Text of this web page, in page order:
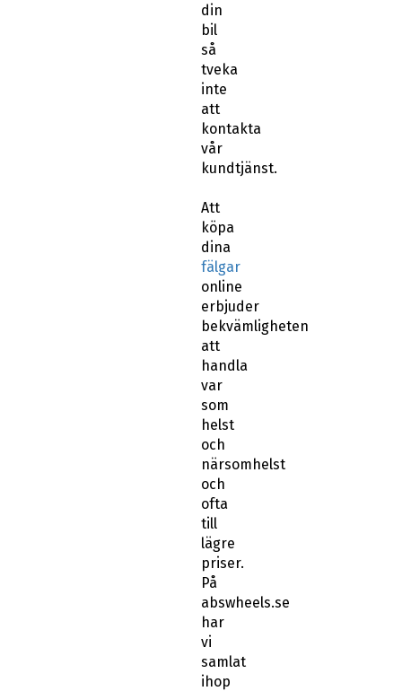
din
bil
så
tveka
inte
att
kontakta
vår
kundtjänst.
Att
köpa
dina
fälgar
online
erbjuder
bekvämligheten
att
handla
var
som
helst
och
närsomhelst
och
ofta
till
lägre
priser.
På
abswheels.se
har
vi
samlat
ihop